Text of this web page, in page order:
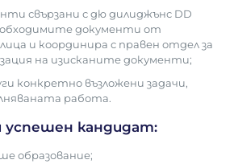
свързани с дю дилиджънс DD
документи от
и координира с правен отдел за
на изисканите документи;
конкретно възложени задачи,
работа.
успешен кандидат:
образование;